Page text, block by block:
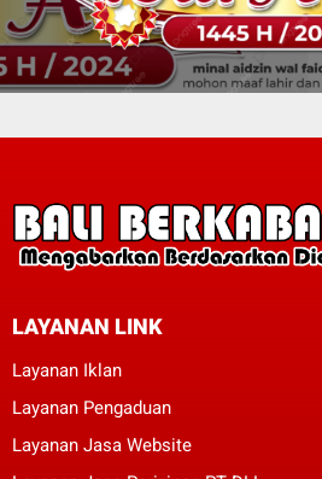
LAYANAN LINK
Layanan Iklan
Layanan Pengaduan
Layanan Jasa Website